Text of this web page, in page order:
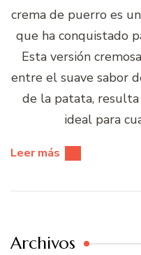
crema de puerro es
que ha conquistado
Esta versión
entre el suave sabor
de la patata,
ideal para
Leer más
Archivos